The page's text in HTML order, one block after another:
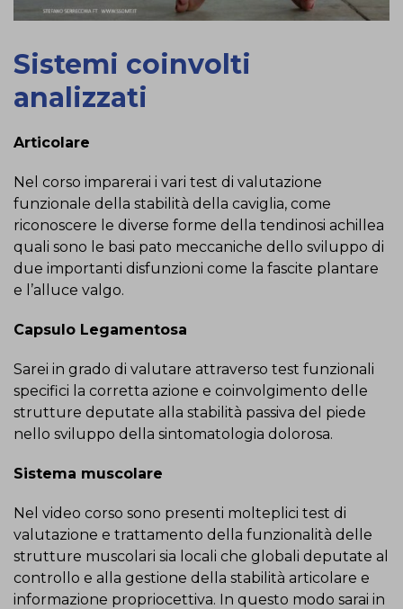
Sistemi coinvolti
analizzati
Articolare
Nel corso imparerai i vari test di valutazione
funzionale della stabilità della caviglia, come
riconoscere le diverse forme della tendinosi achillea
quali sono le basi pato meccaniche dello sviluppo di
due importanti disfunzioni come la fascite plantare
e l’alluce valgo.
Capsulo Legamentosa
Sarei in grado di valutare attraverso test funzionali
specifici la corretta azione e coinvolgimento delle
strutture deputate alla stabilità passiva del piede
nello sviluppo della sintomatologia dolorosa.
Sistema muscolare
Nel video corso sono presenti molteplici test di
valutazione e trattamento della funzionalità delle
strutture muscolari sia locali che globali deputate al
controllo e alla gestione della stabilità articolare e
informazione propriocettiva. In questo modo sarai in